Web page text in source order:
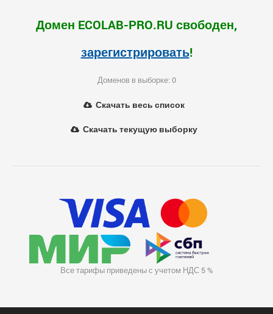
Домен ECOLAB-PRO.RU свободен,
зарегистрировать!
Доменов в выборке: 0
Скачать весь список
Скачать текущую выборку
Все тарифы приведены с учетом НДС 5 %